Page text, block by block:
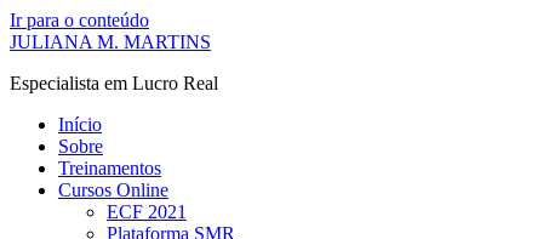
Ir para o conteúdo
JULIANA M. MARTINS
Especialista em Lucro Real
Início
Sobre
Treinamentos
Cursos Online
ECF 2021
Plataforma SMR